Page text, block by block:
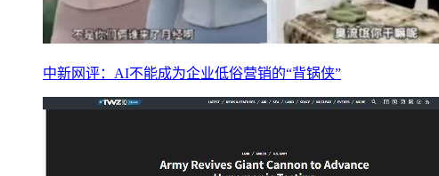
中新网评：AI不能成为企业低俗营销的“背锅侠”